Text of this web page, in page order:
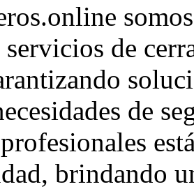
de
de
brindando